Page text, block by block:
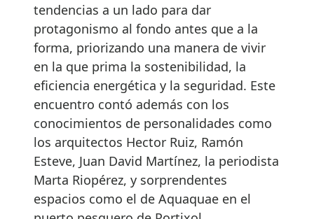
tendencias a un lado para dar
protagonismo al fondo antes que a la
forma, priorizando una manera de vivir
en la que prima la sostenibilidad, la
eficiencia energética y la seguridad. Este
encuentro contó además con los
conocimientos de personalidades como
los arquitectos Hector Ruiz, Ramón
Esteve, Juan David Martínez, la periodista
Marta Riopérez, y sorprendentes
espacios como el de Aquaquae en el